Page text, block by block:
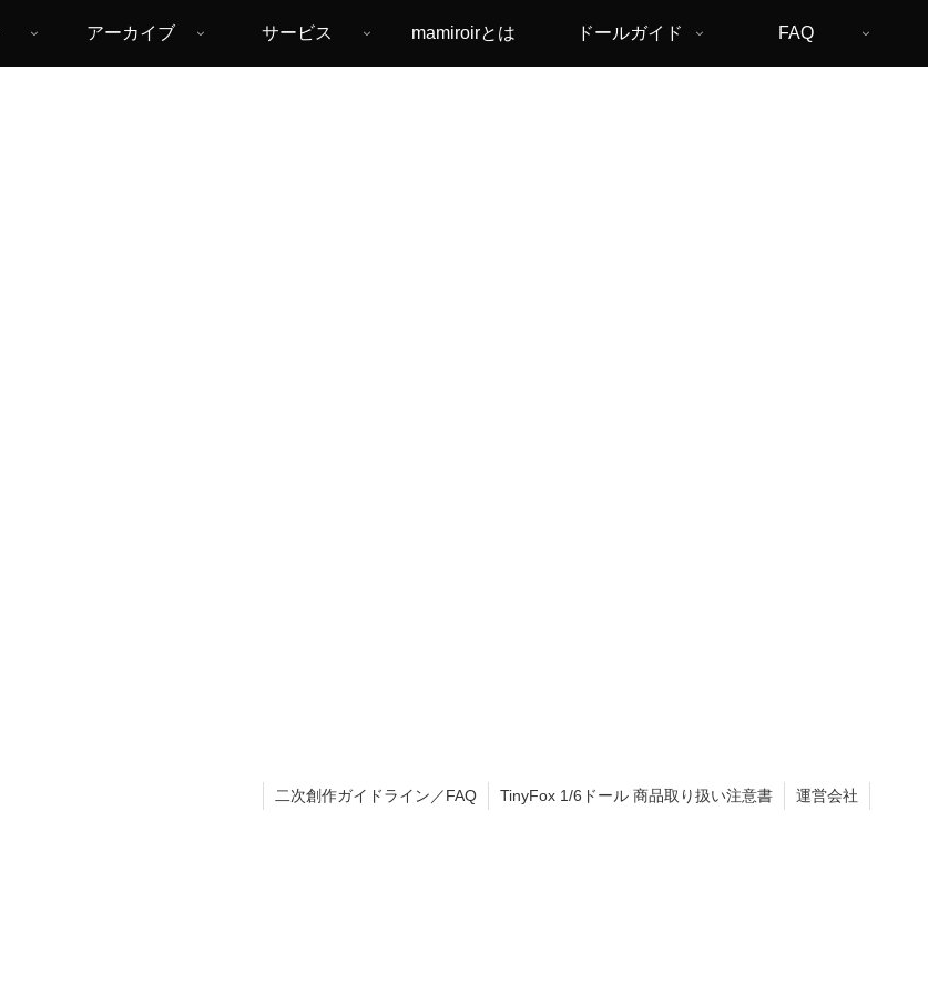
アーカイブ サービス mamiroirとは ドールガイド FAQ
二次創作ガイドライン／FAQ TinyFox 1/6ドール 商品取り扱い注意書 運営会社